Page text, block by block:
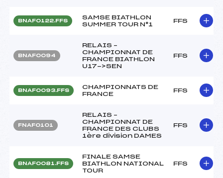
BNAF0122.FFS
SAMSE BIATHLON
SUMMER TOUR N°1
FFS
BNAF0094
RELAIS –
CHAMPIONNAT DE
FRANCE BIATHLON
U17->SEN
FFS
BNAF0093.FFS
CHAMPIONNATS DE
FRANCE
FFS
FNAF0101
RELAIS –
CHAMPIONNAT DE
FRANCE DES CLUBS
1ère division DAMES
FFS
BNAF0081.FFS
FINALE SAMSE
BIATHLON NATIONAL
TOUR
FFS